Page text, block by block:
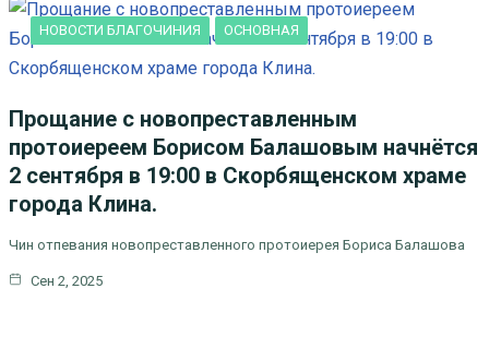
НОВОСТИ БЛАГОЧИНИЯ ОСНОВНАЯ
Прощание с новопреставленным
протоиереем Борисом Балашовым начнётся
2 сентября в 19:00 в Скорбященском храме
города Клина.
Чин отпевания новопреставленного протоиерея Бориса Балашова
Сен 2, 2025